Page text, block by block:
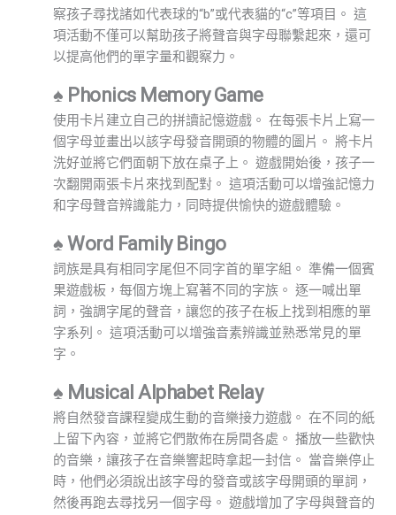
察孩子尋找諸如代表球的“b”或代表貓的“c”等項目。 這
項活動不僅可以幫助孩子將聲音與字母聯繫起來，還可
以提高他們的單字量和觀察力。
♠ Phonics Memory Game
使用卡片建立自己的拼讀記憶遊戲。 在每張卡片上寫一
個字母並畫出以該字母發音開頭的物體的圖片。 將卡片
洗好並將它們面朝下放在桌子上。 遊戲開始後，孩子一
次翻開兩張卡片來找到配對。 這項活動可以增強記憶力
和字母聲音辨識能力，同時提供愉快的遊戲體驗。
♠ Word Family Bingo
詞族是具有相同字尾但不同字首的單字組。 準備一個賓
果遊戲板，每個方塊上寫著不同的字族。 逐一喊出單
詞，強調字尾的聲音，讓您的孩子在板上找到相應的單
字系列。 這項活動可以增強音素辨識並熟悉常見的單
字。
♠ Musical Alphabet Relay
將自然發音課程變成生動的音樂接力遊戲。 在不同的紙
上留下內容，並將它們散佈在房間各處。 播放一些歡快
的音樂，讓孩子在音樂響起時拿起一封信。 當音樂停止
時，他們必須說出該字母的發音或該字母開頭的單詞，
然後再跑去尋找另一個字母。 遊戲增加了字母與聲音的